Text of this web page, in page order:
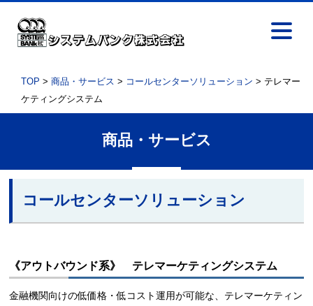
TOP > 商品・サービス > コールセンターソリューション > テレマー
ケティングシステム
商品・サービス
コールセンターソリューション
《アウトバウンド系》 テレマーケティングシステム
金融機関向けの低価格・低コスト運用が可能な、テレマーケティン